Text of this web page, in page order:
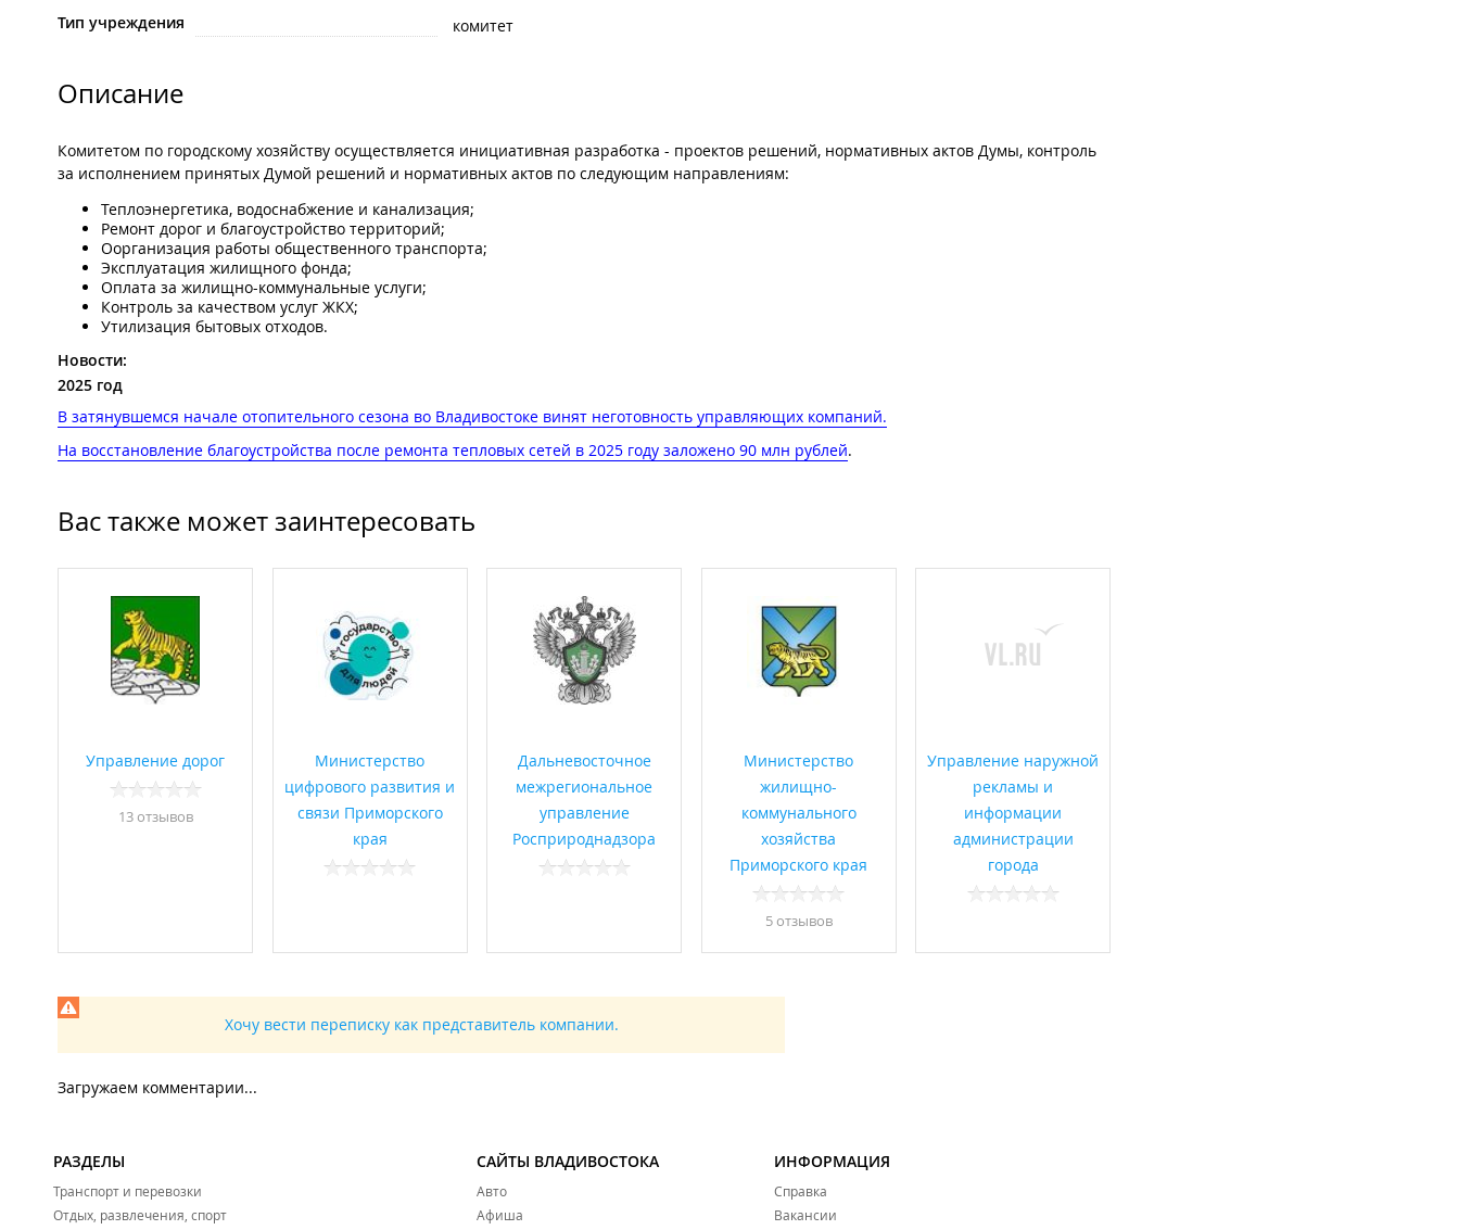
Тип учреждения
комитет
Описание
Комитетом по городскому хозяйству осуществляется инициативная разработка - проектов решений, нормативных актов Думы, контроль
за исполнением принятых Думой решений и нормативных актов по следующим направлениям:
Теплоэнергетика, водоснабжение и канализация;
Ремонт дорог и благоустройство территорий;
Оорганизация работы общественного транспорта;
Эксплуатация жилищного фонда;
Оплата за жилищно-коммунальные услуги;
Контроль за качеством услуг ЖКХ;
Утилизация бытовых отходов.
Новости:
2025 год
В затянувшемся начале отопительного сезона во Владивостоке винят неготовность управляющих компаний​.
На восстановление благоустройства после ремонта тепловых сетей в 2025 году заложено 90 млн рублей.
Вас также может заинтересовать
Управление дорог
13 отзывов
Министерство
цифрового развития и
связи Приморского
края
Дальневосточное
межрегиональное
управление
Росприроднадзора
Министерство
жилищно-
коммунального
хозяйства
Приморского края
5 отзывов
Управление наружной
рекламы и
информации
администрации
города
Хочу вести переписку как представитель компании.
Загружаем комментарии...
РАЗДЕЛЫ
Транспорт и перевозки
Отдых, развлечения, спорт
САЙТЫ ВЛАДИВОСТОКА
Авто
Афиша
ИНФОРМАЦИЯ
Справка
Вакансии